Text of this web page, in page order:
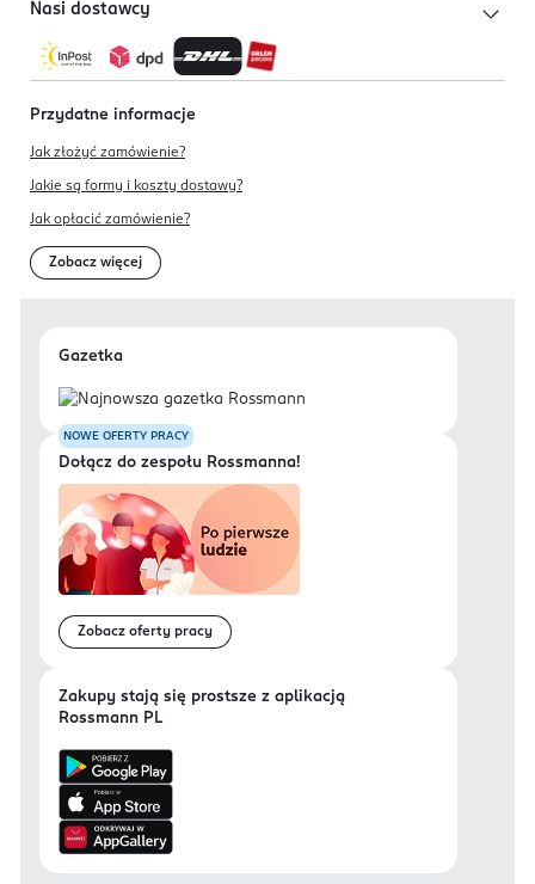
Nasi dostawcy
Przydatne informacje
Jak złożyć zamówienie?
Jakie są formy i koszty dostawy?
Jak opłacić zamówienie?
Zobacz więcej
Gazetka
NOWE OFERTY PRACY
Dołącz do zespołu Rossmanna!
Zobacz oferty pracy
Zakupy stają się prostsze z aplikacją
Rossmann PL